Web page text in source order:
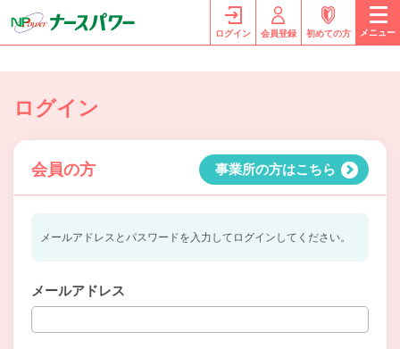
ログイン 会員登録 初めての方 メニュー
ログイン
会員の方 事業所の方はこちら
メールアドレスとパスワードを入力してログインしてください。
メールアドレス